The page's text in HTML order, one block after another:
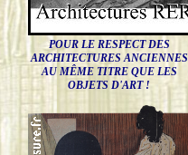
POUR LE RESPECT DES
ARCHITECTURES ANCIENNES
AU MÊME TITRE QUE LES
OBJETS D'ART !